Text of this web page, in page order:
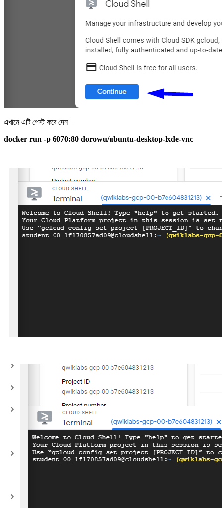
এখানে এটি পেস্ট করে দেন –
docker run -p 6070:80 dorowu/ubuntu-desktop-lxde-vnc